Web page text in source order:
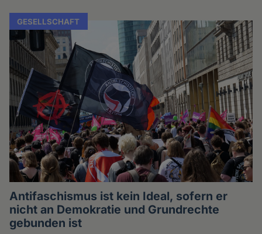
GESELLSCHAFT
Antifaschismus ist kein Ideal, sofern er
nicht an Demokratie und Grundrechte
gebunden ist